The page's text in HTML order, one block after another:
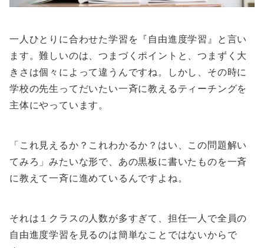
一人ひとりに合わせた学習を『自由進度学習』と言い
ます。難しいのは、つまづくポイントと、つまずく大
きさは個々によって違うんですね。しかし、その時に
学校の先生ってだいたい一斉に教えるティーチングを
主体にやっています。
「これ見えるか？これわかるか？はい、この問題解い
てみろ」みたいな形で、あの黒板に書いたものを一斉
に教えて一斉に進めているんですよね。
それは１クラスの人数が多すぎて、担任一人で全員の
自由進度学習を見るのは簡単なことではないからで